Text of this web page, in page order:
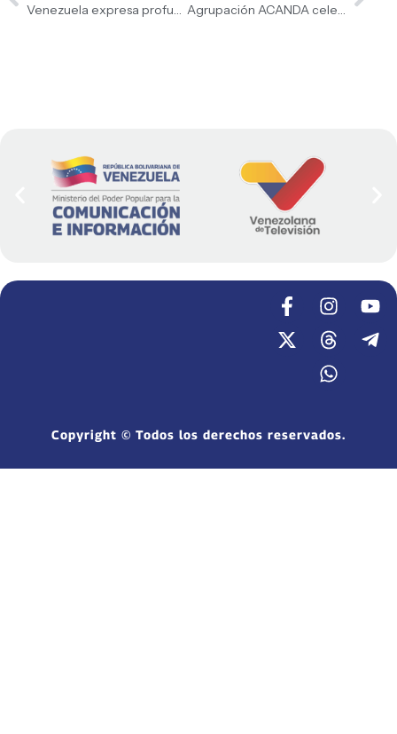
Venezuela expresa profunda preocupación ante recientes ataques en la República de Malí Agrupación ACANDA celebra cuatro décadas de identidad y tradición en Falcón
Copyright © Todos los derechos reservados.